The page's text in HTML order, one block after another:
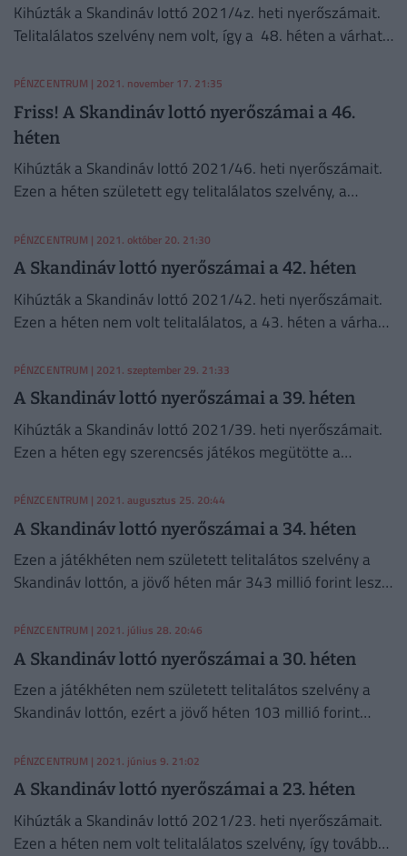
Kihúzták a Skandináv lottó 2021/4z. heti nyerőszámait.
Telitalálatos szelvény nem volt, így a 48. héten a várható
PÉNZCENTRUM | 2021. november 17. 21:35
Friss! A Skandináv lottó nyerőszámai a 46.
héten
Kihúzták a Skandináv lottó 2021/46. heti nyerőszámait.
Ezen a héten született egy telitalálatos szelvény, a
PÉNZCENTRUM | 2021. október 20. 21:30
A Skandináv lottó nyerőszámai a 42. héten
Kihúzták a Skandináv lottó 2021/42. heti nyerőszámait.
Ezen a héten nem volt telitalálatos, a 43. héten a várható
PÉNZCENTRUM | 2021. szeptember 29. 21:33
A Skandináv lottó nyerőszámai a 39. héten
Kihúzták a Skandináv lottó 2021/39. heti nyerőszámait.
Ezen a héten egy szerencsés játékos megütötte a
PÉNZCENTRUM | 2021. augusztus 25. 20:44
A Skandináv lottó nyerőszámai a 34. héten
Ezen a játékhéten nem született telitalátos szelvény a
Skandináv lottón, a jövő héten már 343 millió forint lesz a
PÉNZCENTRUM | 2021. július 28. 20:46
A Skandináv lottó nyerőszámai a 30. héten
Ezen a játékhéten nem született telitalátos szelvény a
Skandináv lottón, ezért a jövő héten 103 millió forint
PÉNZCENTRUM | 2021. június 9. 21:02
A Skandináv lottó nyerőszámai a 23. héten
Kihúzták a Skandináv lottó 2021/23. heti nyerőszámait.
Ezen a héten nem volt telitalálatos szelvény, így tovább